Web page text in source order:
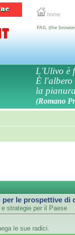
home
FAIL (the
L'Ulivo è
È l'albero
la
(Romano
le prospettive di
strategie per il Paese
le sue radici.